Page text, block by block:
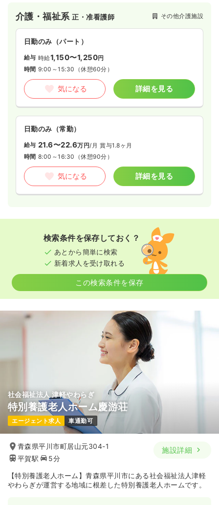
介護・福祉系正・准看護師 その他介護施設
日勤のみ（パート）
給与 時給1,150〜1,250円
時間 9:00～15:30 （休憩60分）
気になる 詳細を見る
日勤のみ（常勤）
給与 21.6〜22.6万円/月 賞与1.8ヶ月
時間 8:00～16:30 （休憩90分）
気になる 詳細を見る
検索条件を保存しておく？
あとから簡単に検索
新着求人を受け取れる
この検索条件を保存
社会福祉法人 津軽やわらぎ
特別養護老人ホーム慶游荘
エージェント求人 車通勤可
青森県平川市町居山元304-1
平賀駅
5分
施設詳細
【特別養護老人ホーム】青森県平川市にある社会福祉法人津軽
やわらぎが運営する地域に根差した特別養護老人ホームです。